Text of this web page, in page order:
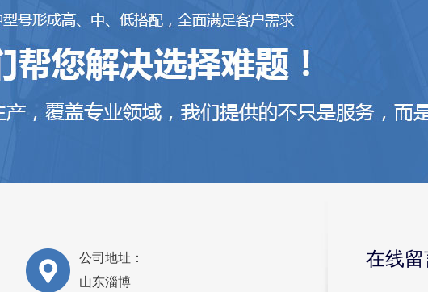
公司地址：
山东淄博
在线留